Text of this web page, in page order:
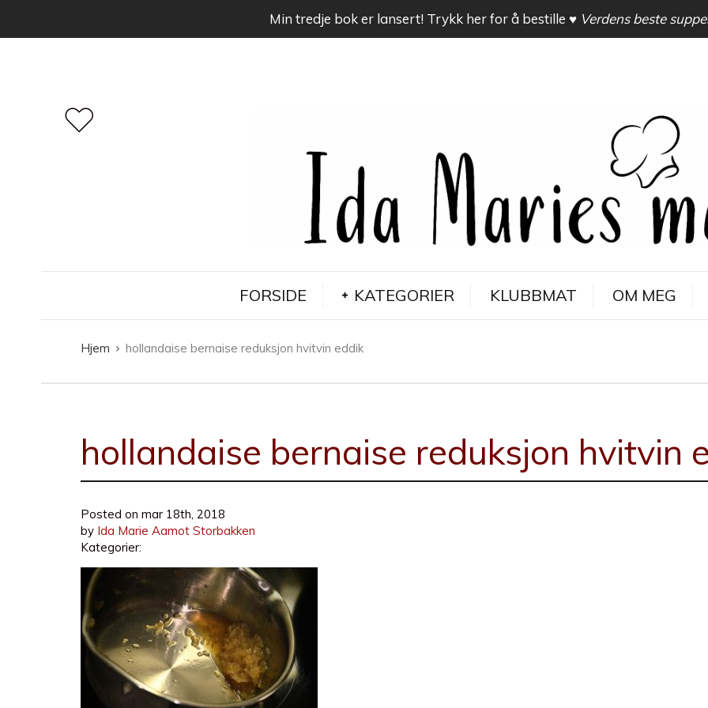
FORSIDE KATEGORIER KLUBBMAT OM MEG
Hjem hollandaise bernaise reduksjon hvitvin eddik
hollandaise bernaise reduksjon hvitvin
Posted on mar 18th, 2018
by Ida Marie Aamot Storbakken
Kategorier:
Min tredje bok er lansert! Trykk her for å bestille ♥ Verdens beste